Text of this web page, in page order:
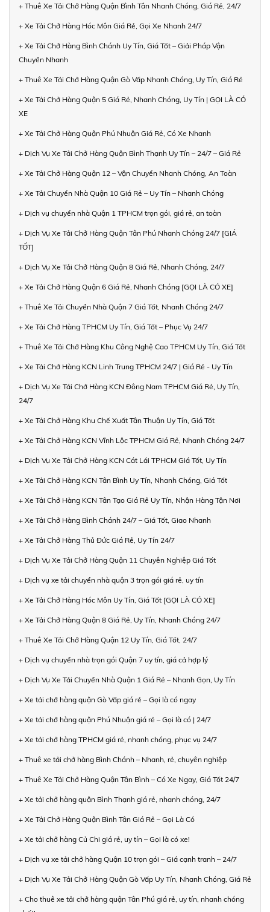
+ Thuê Xe Tải Chở Hàng Quận Bình Tân Nhanh Chóng, Giá Rẻ, 24/7
+ Xe Tải Chở Hàng Hóc Môn Giá Rẻ, Gọi Xe Nhanh 24/7
+ Xe Tải Chở Hàng Bình Chánh Uy Tín, Giá Tốt – Giải Pháp Vận
Chuyển Nhanh
+ Thuê Xe Tải Chở Hàng Quận Gò Vấp Nhanh Chóng, Uy Tín, Giá Rẻ
+ Xe Tải Chở Hàng Quận 5 Giá Rẻ, Nhanh Chóng, Uy Tín | GỌI LÀ CÓ
XE
+ Xe Tải Chở Hàng Quận Phú Nhuận Giá Rẻ, Có Xe Nhanh
+ Dịch Vụ Xe Tải Chở Hàng Quận Bình Thạnh Uy Tín – 24/7 – Giá Rẻ
+ Xe Tải Chở Hàng Quận 12 – Vận Chuyển Nhanh Chóng, An Toàn
+ Xe Tải Chuyển Nhà Quận 10 Giá Rẻ – Uy Tín – Nhanh Chóng
+ Dịch vụ chuyển nhà Quận 1 TPHCM trọn gói, giá rẻ, an toàn
+ Dịch Vụ Xe Tải Chở Hàng Quận Tân Phú Nhanh Chóng 24/7 [GIÁ
TỐT]
+ Dịch Vụ Xe Tải Chở Hàng Quận 8 Giá Rẻ, Nhanh Chóng, 24/7
+ Xe Tải Chở Hàng Quận 6 Giá Rẻ, Nhanh Chóng [GỌI LÀ CÓ XE]
+ Thuê Xe Tải Chuyển Nhà Quận 7 Giá Tốt, Nhanh Chóng 24/7
+ Xe Tải Chở Hàng TPHCM Uy Tín, Giá Tốt – Phục Vụ 24/7
+ Thuê Xe Tải Chở Hàng Khu Công Nghệ Cao TPHCM Uy Tín, Giá Tốt
+ Xe Tải Chở Hàng KCN Linh Trung TPHCM 24/7 | Giá Rẻ - Uy Tín
+ Dịch Vụ Xe Tải Chở Hàng KCN Đông Nam TPHCM Giá Rẻ, Uy Tín,
24/7
+ Xe Tải Chở Hàng Khu Chế Xuất Tân Thuận Uy Tín, Giá Tốt
+ Xe Tải Chở Hàng KCN Vĩnh Lộc TPHCM Giá Rẻ, Nhanh Chóng 24/7
+ Dịch Vụ Xe Tải Chở Hàng KCN Cát Lái TPHCM Giá Tốt, Uy Tín
+ Xe Tải Chở Hàng KCN Tân Bình Uy Tín, Nhanh Chóng, Giá Tốt
+ Xe Tải Chở Hàng KCN Tân Tạo Giá Rẻ Uy Tín, Nhận Hàng Tận Nơi
+ Xe Tải Chở Hàng Bình Chánh 24/7 – Giá Tốt, Giao Nhanh
+ Xe Tải Chở Hàng Thủ Đức Giá Rẻ, Uy Tín 24/7
+ Dịch Vụ Xe Tải Chở Hàng Quận 11 Chuyên Nghiệp Giá Tốt
+ Dịch vụ xe tải chuyển nhà quận 3 trọn gói giá rẻ, uy tín
+ Xe Tải Chở Hàng Hóc Môn Uy Tín, Giá Tốt [GỌI LÀ CÓ XE]
+ Xe Tải Chở Hàng Quận 8 Giá Rẻ, Uy Tín, Nhanh Chóng 24/7
+ Thuê Xe Tải Chở Hàng Quận 12 Uy Tín, Giá Tốt, 24/7
+ Dịch vụ chuyển nhà trọn gói Quận 7 uy tín, giá cả hợp lý
+ Dịch Vụ Xe Tải Chuyển Nhà Quận 1 Giá Rẻ – Nhanh Gọn, Uy Tín
+ Xe tải chở hàng quận Gò Vấp giá rẻ – Gọi là có ngay
+ Xe tải chở hàng quận Phú Nhuận giá rẻ – Gọi là có | 24/7
+ Xe tải chở hàng TPHCM giá rẻ, nhanh chóng, phục vụ 24/7
+ Thuê xe tải chở hàng Bình Chánh – Nhanh, rẻ, chuyên nghiệp
+ Thuê Xe Tải Chở Hàng Quận Tân Bình – Có Xe Ngay, Giá Tốt 24/7
+ Xe tải chở hàng quận Bình Thạnh giá rẻ, nhanh chóng, 24/7
+ Xe Tải Chở Hàng Quận Bình Tân Giá Rẻ – Gọi Là Có
+ Xe tải chở hàng Củ Chi giá rẻ, uy tín – Gọi là có xe!
+ Dịch vụ xe tải chở hàng Quận 10 trọn gói – Giá cạnh tranh – 24/7
+ Dịch Vụ Xe Tải Chở Hàng Quận Gò Vấp Uy Tín, Nhanh Chóng, Giá Rẻ
+ Cho thuê xe tải chở hàng quận Tân Phú giá rẻ, uy tín, nhanh chóng